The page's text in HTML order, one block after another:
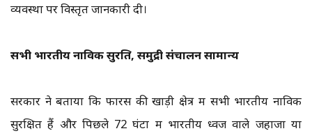
व्यवस्था पर विस्तृत जानकारी दी।
सभी भारतीय नाविक सुरक्षित, समुद्री संचालन सामान्य
सरकार ने बताया कि फारस की खाड़ी क्षेत्र में सभी भारतीय नाविक
सुरक्षित हैं और पिछले 72 घंटों में भारतीय ध्वज वाले जहाजों या